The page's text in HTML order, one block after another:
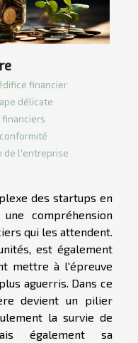
financier
délicate
financiers
de l'entreprise
des startups en
compréhension
qui les attendent.
est également
mettre à l'épreuve
aguerris. Dans ce
devient un pilier
la survie de
également sa